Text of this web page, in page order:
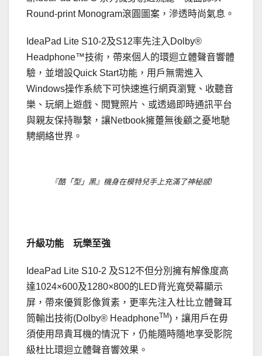
Round-print Monogram滾圓圖案，滲透時尚氣息。
IdeaPad Lite S10-2及S12率先注入Dolby®
Headphone™技術，帶來個人的環迴立體聲音響體
驗，並增設Quick Start功能，用戶無需進入
Windows操作系統下可快速進行網頁瀏覽、收聽音
樂、玩網上遊戲、閱覽照片、或透過即時通訊平台
與親友保持聯繫，讓Netbook擁躉無後顧之憂地馳
騁網絡世界。
『酷「型」黑』機身在模特兒手上充滿了神秘感!
升級功能 玩樂至強
IdeaPad Lite S10-2 及S12不但分別擁有解像度高
達1024×600及1280×800的LED背光寬熒幕顯示
屏，帶來優質影像質素，更率先注入杜比立體聲耳
筒輸出技術(Dolby® HeadphoneTM)，讓用戶在毋
須使用昂貴耳機的情況下，仍能隨時隨地享受影院
級杜比環迴立體聲音響效果。